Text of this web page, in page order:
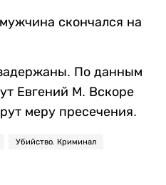
скончался на
По данным
Евгений М. Вскоре
меру пресечения.
Убийство. Криминал